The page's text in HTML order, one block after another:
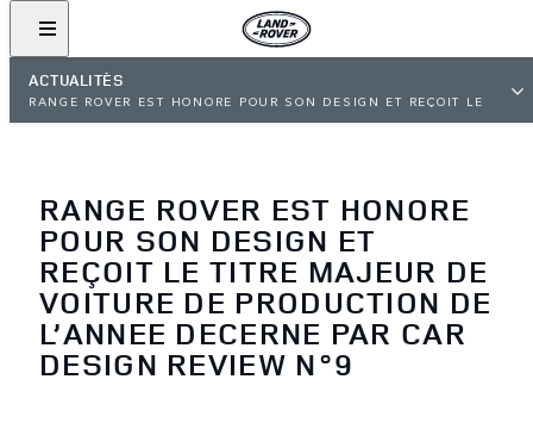
ACTUALITÉS
RANGE ROVER EST HONORE POUR SON DESIGN ET REÇOIT LE
DECERNE PAR CAR DESIGN REVIEW N°9
RANGE ROVER EST HONORE
POUR SON DESIGN ET
REÇOIT LE TITRE MAJEUR DE
VOITURE DE PRODUCTION DE
L’ANNEE DECERNE PAR CAR
DESIGN REVIEW N°9